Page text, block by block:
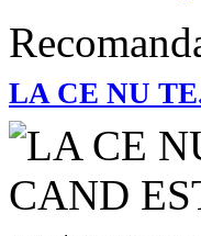
LA CE NU